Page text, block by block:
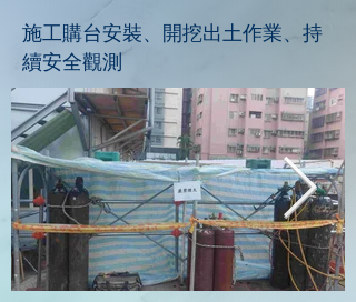
施工購台安裝、開挖出土作業、持
續安全觀測